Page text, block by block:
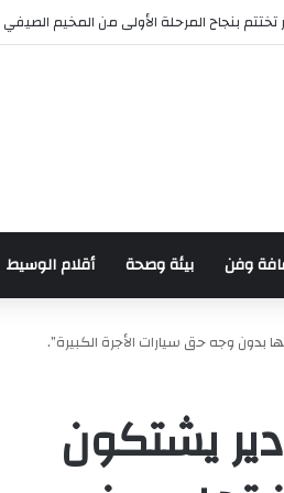
والعشرين لعيد العرش المجيد
وفن بيئة وصحة أقلام الوسيط
وجه حق سيارات الأجرة الكبيرة”.
يشتكون